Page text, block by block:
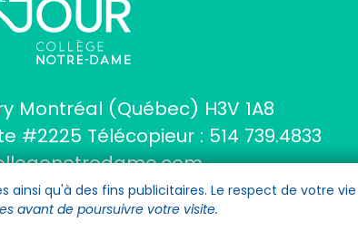
Montréal (Québec) H3V 1A8
#2225 Télécopieur : 514 739.4833
qu'à des fins publicitaires. Le respect de votre
avant de poursuivre votre visite.